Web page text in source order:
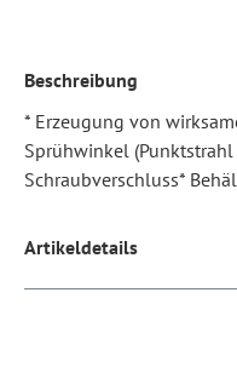
Beschreibung
* Erzeugung von
Sprühwinkel
Schraubverschluss*
Artikeldetails